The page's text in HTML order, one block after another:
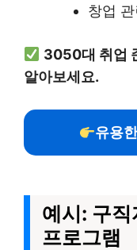
창업
3050대 취업
알아보세요.
유용
예시: 구
프로그램